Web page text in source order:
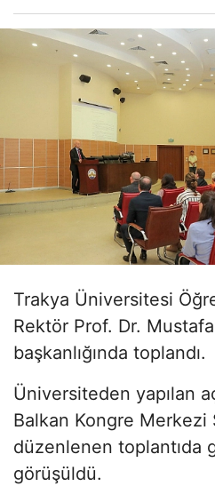
Trakya Üniversitesi
Rektör Prof. Dr.
başkanlığında toplandı.
Üniversiteden yapılan
Balkan Kongre Merkezi
düzenlenen toplantıda
görüşüldü.